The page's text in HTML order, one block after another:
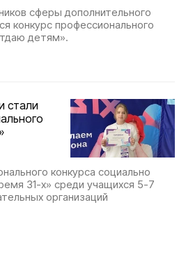
сферы дополнительного
конкурс профессионального
детям».
стали
конкурса социально
31-х» среди учащихся 5-7
организаций